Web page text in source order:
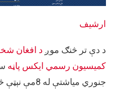
ارشیف
د دې تر څنګ موږ د افغان
کمیسیون رسمي ایکس پاڼه
جنوري میاشتې